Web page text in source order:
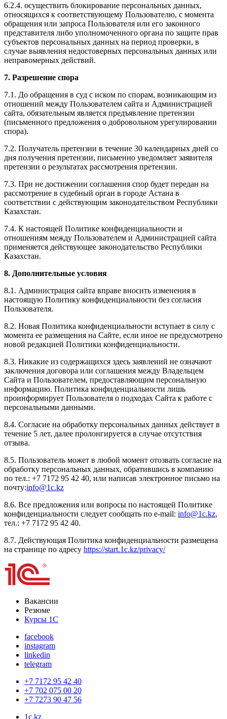
6.2.4. осуществить блокирование персональных данных,
относящихся к соответствующему Пользователю, с момента
обращения или запроса Пользователя или его законного
представителя либо уполномоченного органа по защите прав
субъектов персональных данных на период проверки, в
случае выявления недостоверных персональных данных или
неправомерных действий.
7. Разрешение спора
7.1. До обращения в суд с иском по спорам, возникающим из
отношений между Пользователем сайта и Администрацией
сайта, обязательным является предъявление претензии
(письменного предложения о добровольном урегулировании
спора).
7.2. Получатель претензии в течение 30 календарных дней со
дня получения претензии, письменно уведомляет заявителя
претензии о результатах рассмотрения претензии.
7.3. При не достижении соглашения спор будет передан на
рассмотрение в судебный орган в городе Астана в
соответствии с действующим законодательством Республики
Казахстан.
7.4. К настоящей Политике конфиденциальности и
отношениям между Пользователем и Администрацией сайта
применяется действующее законодательство Республики
Казахстан.
8. Дополнительные условия
8.1. Администрация сайта вправе вносить изменения в
настоящую Политику конфиденциальности без согласия
Пользователя.
8.2. Новая Политика конфиденциальности вступает в силу с
момента ее размещения на Сайте, если иное не предусмотрено
новой редакцией Политики конфиденциальности.
8.3. Никакие из содержащихся здесь заявлений не означают
заключения договора или соглашения между Владельцем
Сайта и Пользователем, предоставляющим персональную
информацию. Политика конфиденциальности лишь
проинформирует Пользователя о подходах Сайта к работе с
персональными данными.
8.4. Согласие на обработку персональных данных действует в
течение 5 лет, далее пролонгируется в случае отсутствия
отзыва.
8.5. Пользователь может в любой момент отозвать согласие на
обработку персональных данных, обратившись в компанию
по тел.: +7 7172 95 42 40, или написав электронное письмо на
почту:info@1c.kz
8.6. Все предложения или вопросы по настоящей Политике
конфиденциальности следует сообщать по e-mail: info@1c.kz,
тел.: +7 7172 95 42 40.
8.7. Действующая Политика конфиденциальности размещена
на странице по адресу https://start.1c.kz/privacy/
Вакансии
Резюме
Курсы 1С
facebook
instagram
linkedin
telegram
+7 7172 95 42 40
+7 702 075 00 20
+7 7273 90 47 56
1c.kz